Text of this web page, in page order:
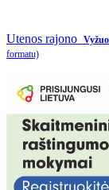
Utenos rajono
formatu)